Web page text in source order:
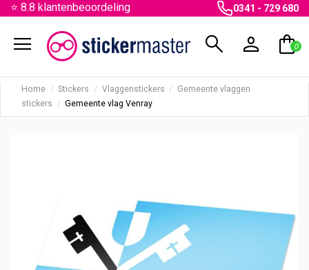
⭐ 8.8 klantenbeoordeling 0341 - 729 680
menu search person shopping_bag
0
Home Stickers Vlaggenstickers
Gemeente vlaggen
stickers
Gemeente vlag Venray